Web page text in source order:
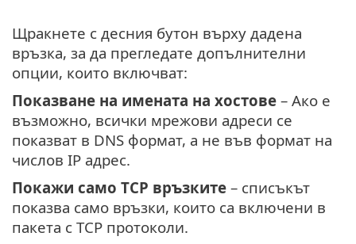
Щракнете с десния бутон върху дадена
връзка, за да прегледате допълнителни
опции, които включват:
Показване на имената на хостове – Ако е
възможно, всички мрежови адреси се
показват в DNS формат, а не във формат на
числов IP адрес.
Покажи само TCP връзките – списъкът
показва само връзки, които са включени в
пакета с TCP протоколи.